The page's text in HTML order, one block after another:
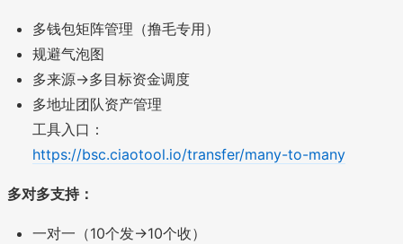
多钱包矩阵管理（撸毛专用）
规避气泡图
多来源→多目标资金调度
多地址团队资产管理
工具入口：
https://bsc.ciaotool.io/transfer/many-to-many
多对多支持：
一对一（10个发→10个收）